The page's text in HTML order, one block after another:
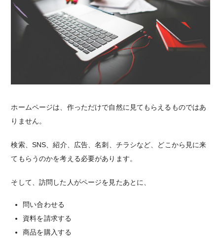
ホームページは、作っただけで自然に見てもらえるものではあ
りません。
検索、SNS、紹介、広告、名刺、チラシなど、どこから見に来
てもらうのかを考える必要があります。
そして、訪問した人がページを見たあとに、
問い合わせる
資料を請求する
商品を購入する